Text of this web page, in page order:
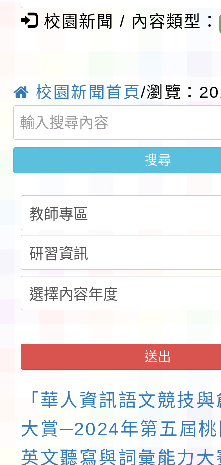
告(不再辦理後續甄選)
賽實施要點」1份
本市「115學年度學生
請一案
026 ART TAIPEI臺北
會」之「藝術教育日」
本校115學年度第1學
第2次招考代課鐘點教
告(採1次公告分次招考)
115 年度兒童課後照顧
0 小時業訓練課程
轉知本市體育總會划船
「115年桃園市運動會
錦標賽」海洋艇及
域)，申請變更地點
「114-115年度
計畫」公費接種對象擴
115學年度迎新活動暨
會活動流程表
校園新聞 / 內容類型：
校園新聞首頁/瀏覽：
搜尋
送出
「華人資訊語文競技
大賞─2024年第五屆
英文聽寫與詞彙能力